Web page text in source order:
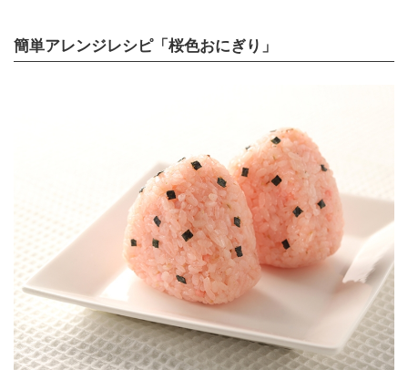
簡単アレンジレシピ「桜色おにぎり」